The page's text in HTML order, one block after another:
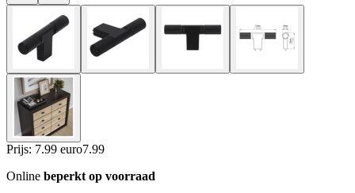
Prijs: 7.99 euro7.99
Online beperkt op voorraad